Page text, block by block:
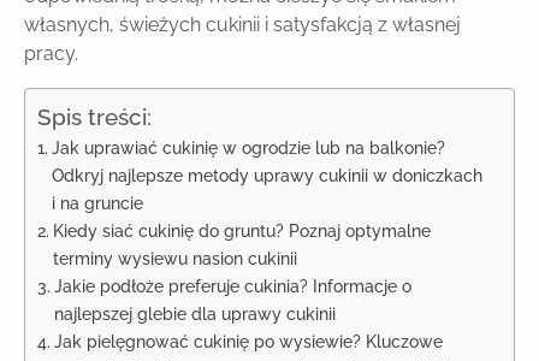
własnych, świeżych cukinii i satysfakcją z własnej
pracy.
Spis treści:
Jak uprawiać cukinię w ogrodzie lub na balkonie?
Odkryj najlepsze metody uprawy cukinii w doniczkach
i na gruncie
Kiedy siać cukinię do gruntu? Poznaj optymalne
terminy wysiewu nasion cukinii
Jakie podłoże preferuje cukinia? Informacje o
najlepszej glebie dla uprawy cukinii
Jak pielęgnować cukinię po wysiewie? Kluczowe